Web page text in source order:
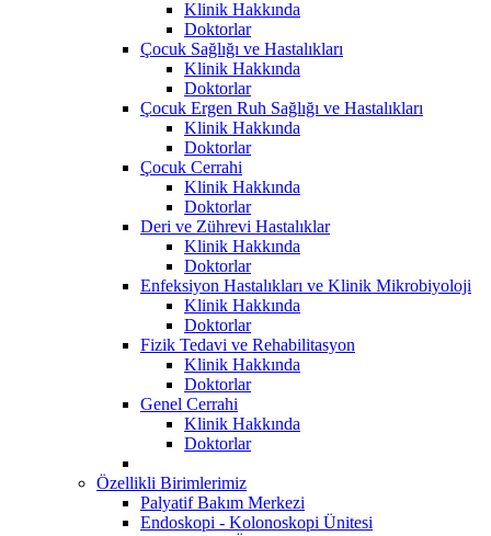
Klinik Hakkında
Doktorlar
Çocuk Sağlığı ve Hastalıkları
Klinik Hakkında
Doktorlar
Çocuk Ergen Ruh Sağlığı ve Hastalıkları
Klinik Hakkında
Doktorlar
Çocuk Cerrahi
Klinik Hakkında
Doktorlar
Deri ve Zührevi Hastalıklar
Klinik Hakkında
Doktorlar
Enfeksiyon Hastalıkları ve Klinik Mikrobiyoloji
Klinik Hakkında
Doktorlar
Fizik Tedavi ve Rehabilitasyon
Klinik Hakkında
Doktorlar
Genel Cerrahi
Klinik Hakkında
Doktorlar
Özellikli Birimlerimiz
Palyatif Bakım Merkezi
Endoskopi - Kolonoskopi Ünitesi